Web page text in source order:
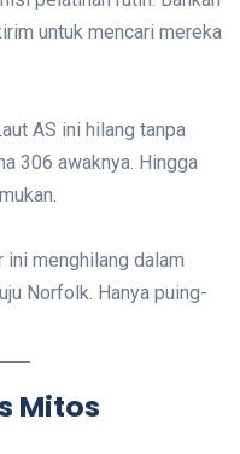
untuk mencari mereka
AS ini hilang tanpa
306 awaknya. Hingga
ini menghilang dalam
Norfolk. Hanya puing-
Mitos